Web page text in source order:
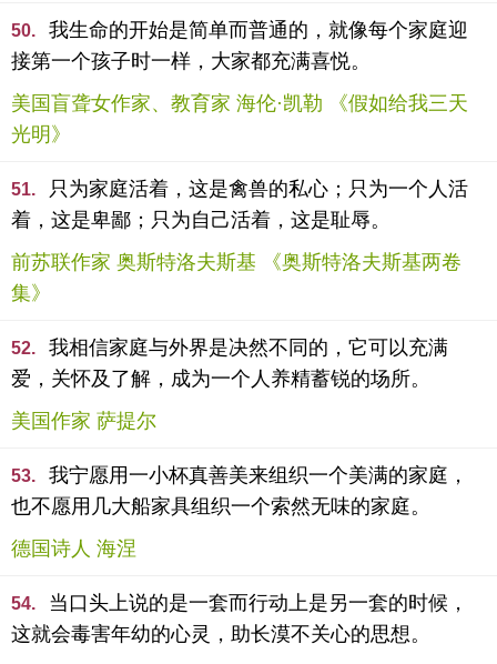
50.
我生命的开始是简单而普通的，就像每个家庭迎
接第一个孩子时一样，大家都充满喜悦。
美国盲聋女作家、教育家 海伦·凯勒 《假如给我三天
光明》
51.
只为家庭活着，这是禽兽的私心；只为一个人活
着，这是卑鄙；只为自己活着，这是耻辱。
前苏联作家 奥斯特洛夫斯基 《奥斯特洛夫斯基两卷
集》
52.
我相信家庭与外界是决然不同的，它可以充满
爱，关怀及了解，成为一个人养精蓄锐的场所。
美国作家 萨提尔
53.
我宁愿用一小杯真善美来组织一个美满的家庭，
也不愿用几大船家具组织一个索然无味的家庭。
德国诗人 海涅
54.
当口头上说的是一套而行动上是另一套的时候，
这就会毒害年幼的心灵，助长漠不关心的思想。